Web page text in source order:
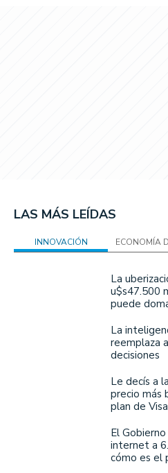
LAS MÁS LEÍDAS
INNOVACIÓN ECONOMÍA
La
u$s47.500
puede
La
reemplaza
decisiones
Le decís a
precio más
plan de
El
internet a
cómo es el